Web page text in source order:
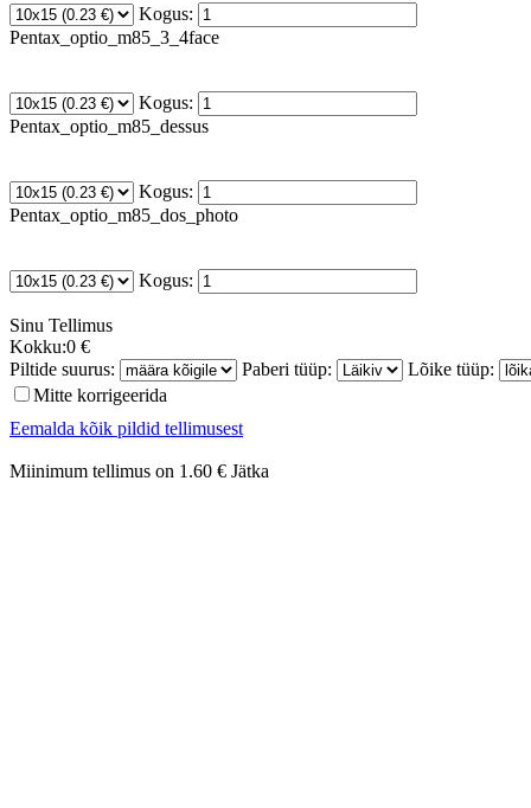
Kogus:
Pentax_optio_m85_3_4face
Kogus:
Pentax_optio_m85_dessus
Kogus:
Pentax_optio_m85_dos_photo
Kogus:
Sinu Tellimus
Kokku:0 €
Piltide suurus:
Paberi tüüp:
Lõike tüüp:
Mitte korrigeerida
Eemalda kõik pildid tellimusest
Miinimum tellimus on 1.60 € Jätka